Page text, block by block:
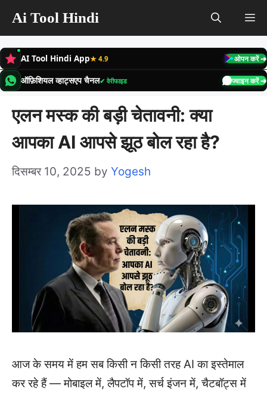
content
Ai Tool Hindi
AI Tool Hindi App★ 4.9 ओपन करें ➔
ऑफ़िशियल व्हाट्सएप चैनल✔ वेरीफाइड ज्वाइन करें ➔
एलन मस्क की बड़ी चेतावनी: क्या
आपका AI आपसे झूठ बोल रहा है?
दिसम्बर 10, 2025 by Yogesh
आज के समय में हम सब किसी न किसी तरह AI का इस्तेमाल
कर रहे हैं — मोबाइल में, लैपटॉप में, सर्च इंजन में, चैटबॉट्स में